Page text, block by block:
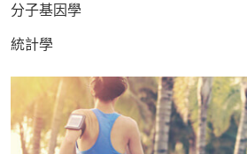
分子基因學
統計學